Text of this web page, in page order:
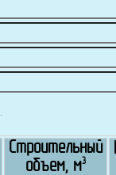
Строительный
объем, м3